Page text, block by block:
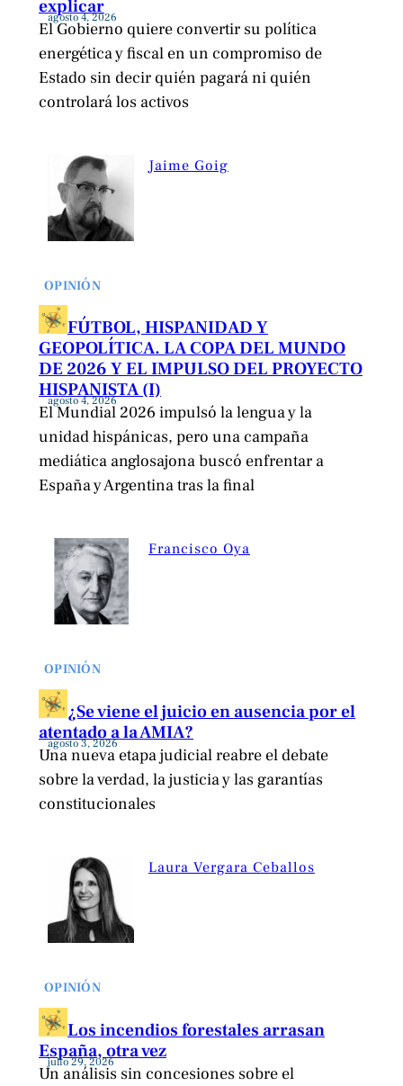
explicar
agosto 4, 2026
El Gobierno quiere convertir su política
energética y fiscal en un compromiso de
Estado sin decir quién pagará ni quién
controlará los activos
Jaime Goig
OPINIÓN
FÚTBOL, HISPANIDAD Y
GEOPOLÍTICA. LA COPA DEL MUNDO
DE 2026 Y EL IMPULSO DEL PROYECTO
HISPANISTA (I)
agosto 4, 2026
El Mundial 2026 impulsó la lengua y la
unidad hispánicas, pero una campaña
mediática anglosajona buscó enfrentar a
España y Argentina tras la final
Francisco Oya
OPINIÓN
¿Se viene el juicio en ausencia por el
atentado a la AMIA?
agosto 3, 2026
Una nueva etapa judicial reabre el debate
sobre la verdad, la justicia y las garantías
constitucionales
Laura Vergara Ceballos
OPINIÓN
Los incendios forestales arrasan
España, otra vez
julio 29, 2026
Un análisis sin concesiones sobre el